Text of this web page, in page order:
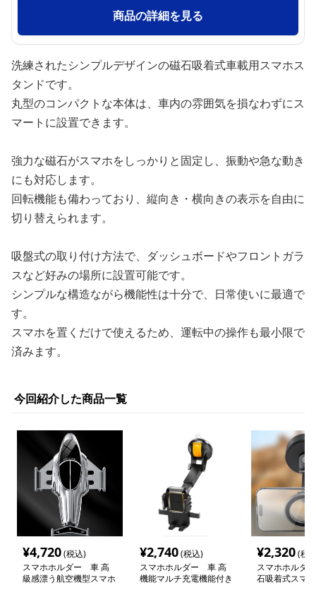
商品の詳細を見る
洗練されたシンプルデザインの磁石吸着式車載用スマホス
タンドです。
丸型のコンパクトな本体は、車内の雰囲気を損なわずにス
マートに設置できます。
強力な磁石がスマホをしっかりと固定し、振動や急な動き
にも対応します。
回転機能も備わっており、縦向き・横向きの表示を自由に
切り替えられます。
吸盤式の取り付け方法で、ダッシュボードやフロントガラ
スなど好みの場所に設置可能です。
シンプルな構造ながら機能性は十分で、日常使いに最適で
す。
スマホを置くだけで使えるため、運転中の操作も最小限で
済みます。
今回紹介した商品一覧
¥4,720(税込)
スマホホルダー 車 高
級感漂う航空機型スマホ
¥2,740(税込)
スマホホルダー 車 高
機能マルチ充電機能付き
¥2,320(税
スマホホルダ
石吸着式スマ